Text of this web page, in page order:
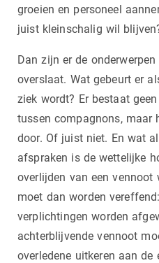
groeien en personeel
juist kleinschalig wil
Dan zijn er de
overslaat. Wat gebeurt er
ziek wordt? Er bestaat
tussen compagnons, maar
door. Of juist niet. En wat
afspraken is de wettelijke
overlijden van een vennoot
moet dan worden
verplichtingen worden
achterblijvende vennoot
overledene uitkeren aan